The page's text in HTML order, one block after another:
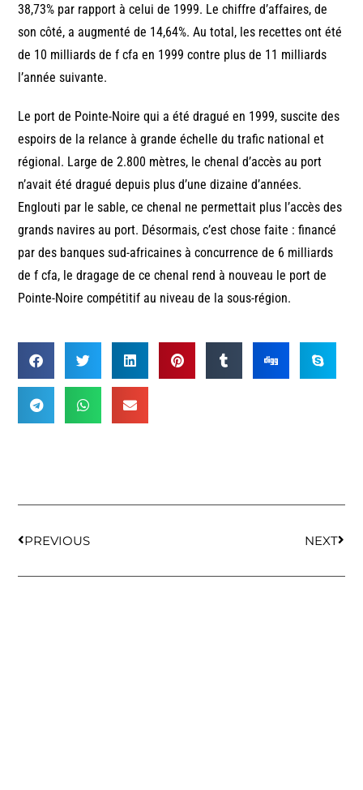
38,73% par rapport à celui de 1999. Le chiffre d’affaires, de
son côté, a augmenté de 14,64%. Au total, les recettes ont été
de 10 milliards de f cfa en 1999 contre plus de 11 milliards
l’année suivante.
Le port de Pointe-Noire qui a été dragué en 1999, suscite des
espoirs de la relance à grande échelle du trafic national et
régional. Large de 2.800 mètres, le chenal d’accès au port
n’avait été dragué depuis plus d’une dizaine d’années.
Englouti par le sable, ce chenal ne permettait plus l’accès des
grands navires au port. Désormais, c’est chose faite : financé
par des banques sud-africaines à concurrence de 6 milliards
de f cfa, le dragage de ce chenal rend à nouveau le port de
Pointe-Noire compétitif au niveau de la sous-région.
PREVIOUS NEXT